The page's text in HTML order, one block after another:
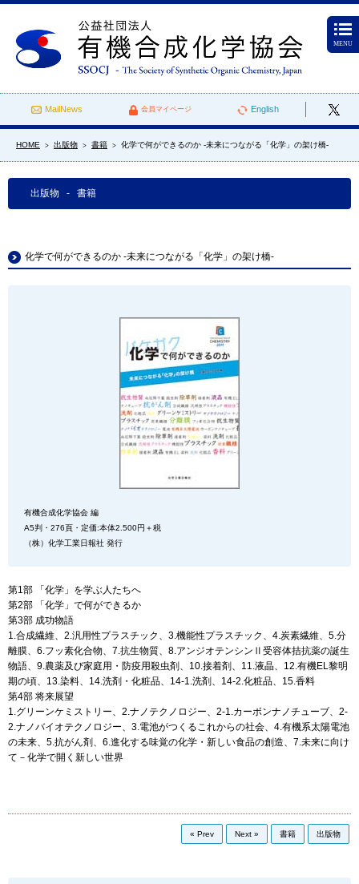
MailNews 会員マイページ English
MENU
HOME > 出版物 > 書籍 > 化学で何ができるのか -未来につながる「化学」の架け橋-
出版物 - 書籍
化学で何ができるのか -未来につながる「化学」の架け橋-
有機合成化学協会 編
A5判・276頁・定価:本体2.500円＋税
（株）化学工業日報社 発行
第1部 「化学」を学ぶ人たちへ
第2部 「化学」で何ができるか
第3部 成功物語
1.合成繊維、2.汎用性プラスチック、3.機能性プラスチック、4.炭素繊維、5.分
離膜、6.フッ素化合物、7.抗生物質、8.アンジオテンシンⅡ受容体拮抗薬の誕生
物語、9.農薬及び家庭用・防疫用殺虫剤、10.接着剤、11.液晶、12.有機EL黎明
期の頃、13.染料、14.洗剤・化粧品、14-1.洗剤、14-2.化粧品、15.香料
第4部 将来展望
1.グリーンケミストリー、2.ナノテクノロジー、2-1.カーボンナノチューブ、2-
2.ナノバイオテクノロジー、3.電池がつくるこれからの社会、4.有機系太陽電池
の未来、5.抗がん剤、6.進化する味覚の化学・新しい食品の創造、7.未来に向け
て－化学で開く新しい世界
« Prev Next » 書籍 出版物